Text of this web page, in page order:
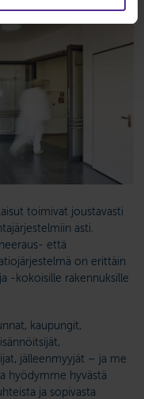
toimivat joustavasti
asti.
että
on erittäin
-kokoisille rakennuksille
kaupungit,
jälleenmyyjät – ja me
hyö­dymme hyvästä
ja sopivasta